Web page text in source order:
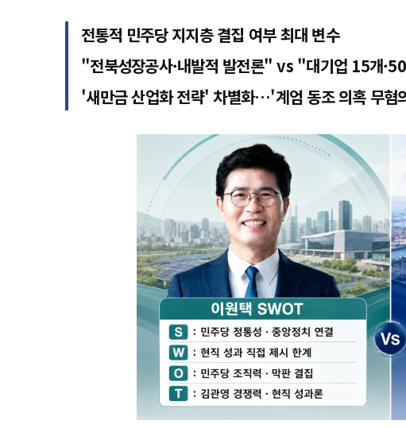
전통적 민주당 지지층 결집 여부 최대 변수
"전북성장공사·내발적 발전론" vs "대기업 15개
'새만금 산업화 전략' 차별화…'계엄 동조 의혹 무혐